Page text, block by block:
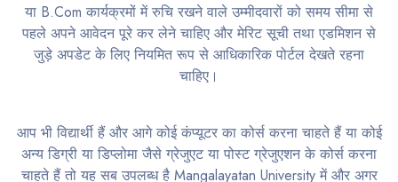
या B.Com कार्यक्रमों में रुचि रखने वाले उम्मीदवारों को समय सीमा से
पहले अपने आवेदन पूरे कर लेने चाहिए और मेरिट सूची तथा एडमिशन से
जुड़े अपडेट के लिए नियमित रूप से आधिकारिक पोर्टल देखते रहना
चाहिए।
आप भी विद्यार्थी हैं और आगे कोई कंप्यूटर का कोर्स करना चाहते हैं या कोई
अन्य डिग्री या डिप्लोमा जैसे ग्रेजुएट या पोस्ट ग्रेजुएशन के कोर्स करना
चाहते हैं तो यह सब उपलब्ध है Mangalayatan University में और अगर